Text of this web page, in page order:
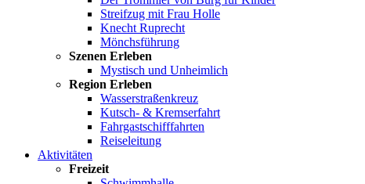
Streifzug mit Frau Holle
Knecht Ruprecht
Mönchsführung
Szenen Erleben
Mystisch und Unheimlich
Region Erleben
Wasserstraßenkreuz
Kutsch- & Kremserfahrt
Fahrgastschifffahrten
Reiseleitung
Aktivitäten
Freizeit